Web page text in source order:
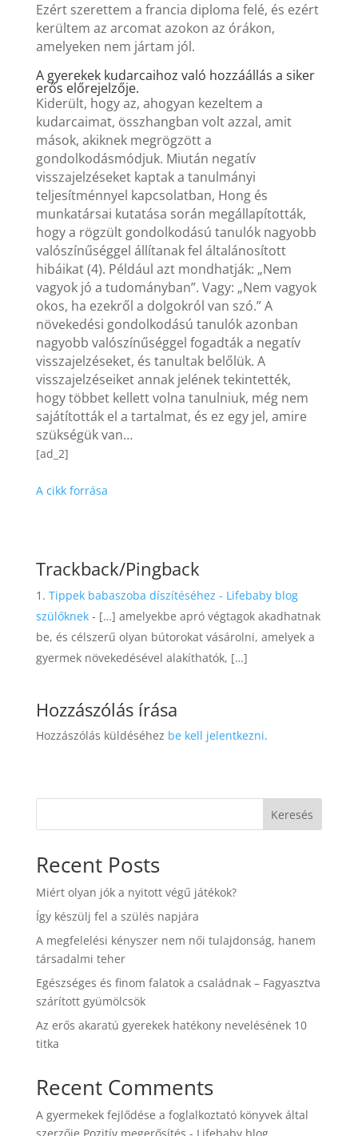
Ezért szerettem a francia diploma felé, és ezért
kerültem az arcomat azokon az órákon,
amelyeken nem jártam jól.
A gyerekek kudarcaihoz való hozzáállás a siker
erős előrejelzője.
Kiderült, hogy az, ahogyan kezeltem a
kudarcaimat, összhangban volt azzal, amit
mások, akiknek megrögzött a
gondolkodásmódjuk. Miután negatív
visszajelzéseket kaptak a tanulmányi
teljesítménnyel kapcsolatban, Hong és
munkatársai kutatása során megállapították,
hogy a rögzült gondolkodású tanulók nagyobb
valószínűséggel állítanak fel általánosított
hibáikat (4). Például azt mondhatják: „Nem
vagyok jó a tudományban”. Vagy: „Nem vagyok
okos, ha ezekről a dolgokról van szó.” A
növekedési gondolkodású tanulók azonban
nagyobb valószínűséggel fogadták a negatív
visszajelzéseket, és tanultak belőlük. A
visszajelzéseiket annak jelének tekintették,
hogy többet kellett volna tanulniuk, még nem
sajátították el a tartalmat, és ez egy jel, amire
szükségük van…
[ad_2]
A cikk forrása
Trackback/Pingback
Tippek babaszoba díszítéséhez - Lifebaby blog
szülőknek- […] amelyekbe apró végtagok akadhatnak
be, és célszerű olyan bútorokat vásárolni, amelyek a
gyermek növekedésével alakíthatók, […]
Hozzászólás írása
Hozzászólás küldéséhez be kell jelentkezni.
Keresés
Recent Posts
Miért olyan jók a nyitott végű játékok?
Így készülj fel a szülés napjára
A megfelelési kényszer nem női tulajdonság, hanem
társadalmi teher
Egészséges és finom falatok a családnak – Fagyasztva
szárított gyümölcsök
Az erős akaratú gyerekek hatékony nevelésének 10
titka
Recent Comments
A gyermekek fejlődése a foglalkoztató könyvek által